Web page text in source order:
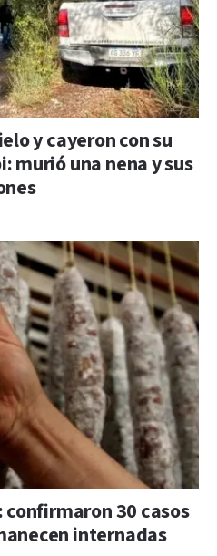
y cayeron con su
murió una nena y sus
30 casos
internadas